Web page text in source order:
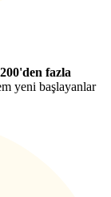
fazla
yeni başlayanlar